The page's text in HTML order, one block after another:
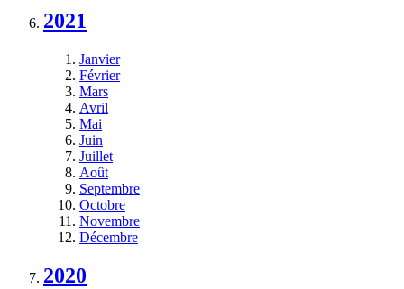
2021
Janvier
Février
Mars
Avril
Mai
Juin
Juillet
Août
Septembre
Octobre
Novembre
Décembre
2020